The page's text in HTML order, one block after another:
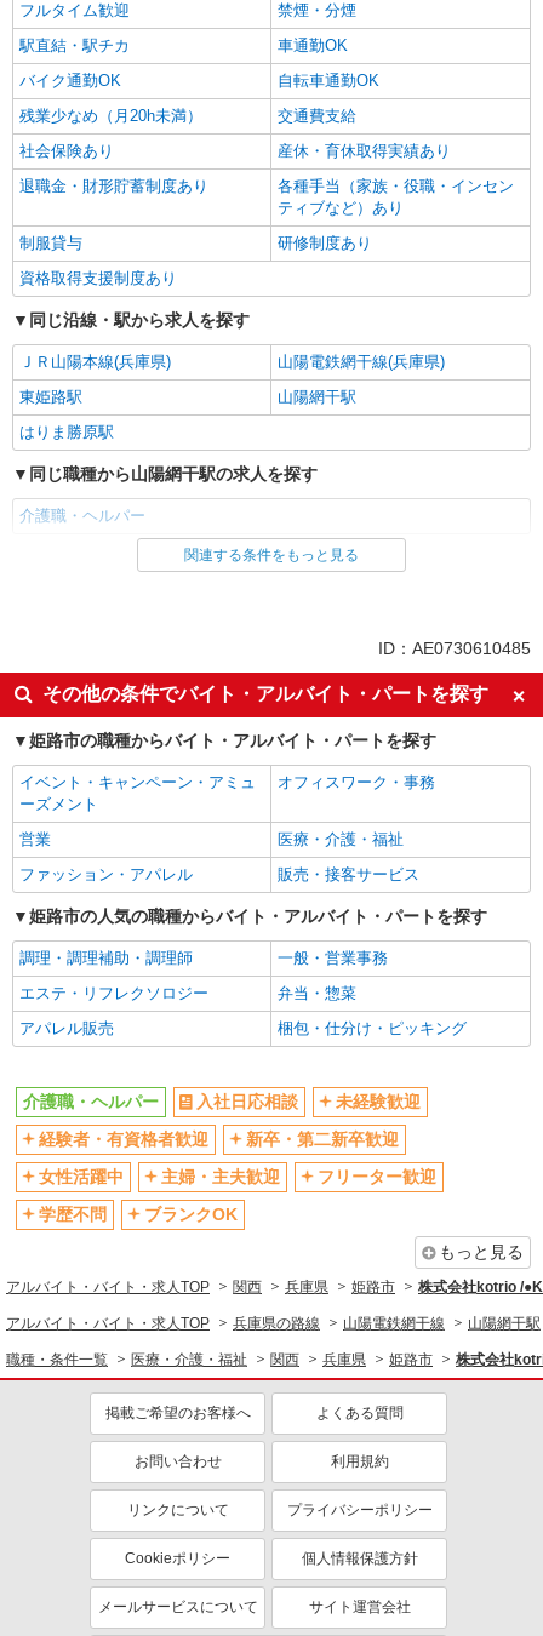
フルタイム歓迎
禁煙・分煙
駅直結・駅チカ
車通勤OK
バイク通勤OK
自転車通勤OK
残業少なめ（月20h未満）
交通費支給
社会保険あり
産休・育休取得実績あり
退職金・財形貯蓄制度あり
各種手当（家族・役職・インセン
ティブなど）あり
制服貸与
研修制度あり
資格取得支援制度あり
同じ沿線・駅から求人を探す
ＪＲ山陽本線(兵庫県)
山陽電鉄網干線(兵庫県)
東姫路駅
山陽網干駅
はりま勝原駅
同じ職種から山陽網干駅の求人を探す
介護職・ヘルパー
同じ雇用形態から山陽網干駅の求人を探す
入社日応相談
未経験歓迎
経験者・有資格者歓迎
新卒・第二新卒歓迎
女性活躍中
主婦・主夫歓迎
フリーター歓迎
学歴不問
ブランクOK
ミドル（40代～）活躍中
エルダー（50代～）活躍中
シニア（60代～）活躍中
高収入・高額
ボーナス・賞与あり
昇給あり
完全週休2日制
フルタイム歓迎
禁煙・分煙
駅直結・駅チカ
車通勤OK
バイク通勤OK
自転車通勤OK
社会保険あり
産休・育休取得実績あり
退職金・財形貯蓄制度あり
各種手当（家族・役職・インセン
ティブなど）あり
制服貸与
研修制度あり
資格取得支援制度あり
医療・介護・福祉
介護職・ヘルパー
同じ特徴から求人を探す
未経験歓迎
ミドル（40代～）活躍中
ボーナス・賞与あり
車通勤OK
社会保険あり
産休・育休取得実績あり
関連する条件をもっと見る
ID：AE0730610485
その他の条件でバイト・アルバイト・パートを探す
姫路市の職種からバイト・アルバイト・パートを探す
イベント・キャンペーン・アミュ
ーズメント
オフィスワーク・事務
営業
医療・介護・福祉
ファッション・アパレル
販売・接客サービス
姫路市の人気の職種からバイト・アルバイト・パートを探す
調理・調理補助・調理師
一般・営業事務
エステ・リフレクソロジー
弁当・惣菜
アパレル販売
梱包・仕分け・ピッキング
介護職・ヘルパー 入社日応相談
未経験歓迎
経験者・有資格者歓迎
新卒・第二新卒歓迎
女性活躍中
主婦・主夫歓迎
フリーター歓迎
学歴不問
ブランクOK
もっと見る
アルバイト・バイト・求人TOP 関西 兵庫県 姫路市 株式会社kotrio /
アルバイト・バイト・求人TOP 兵庫県の路線 山陽電鉄網干線 山陽網干駅
職種・条件一覧 医療・介護・福祉 関西 兵庫県 姫路市 株式会社
掲載ご希望のお客様へ よくある質問
お問い合わせ 利用規約
リンクについて プライバシーポリシー
Cookieポリシー 個人情報保護方針
メールサービスについて サイト運営会社